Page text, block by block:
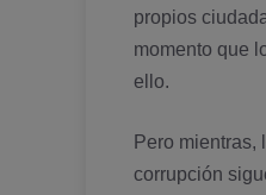
propios
momento que
ello.
Pero mientras,
corrupción